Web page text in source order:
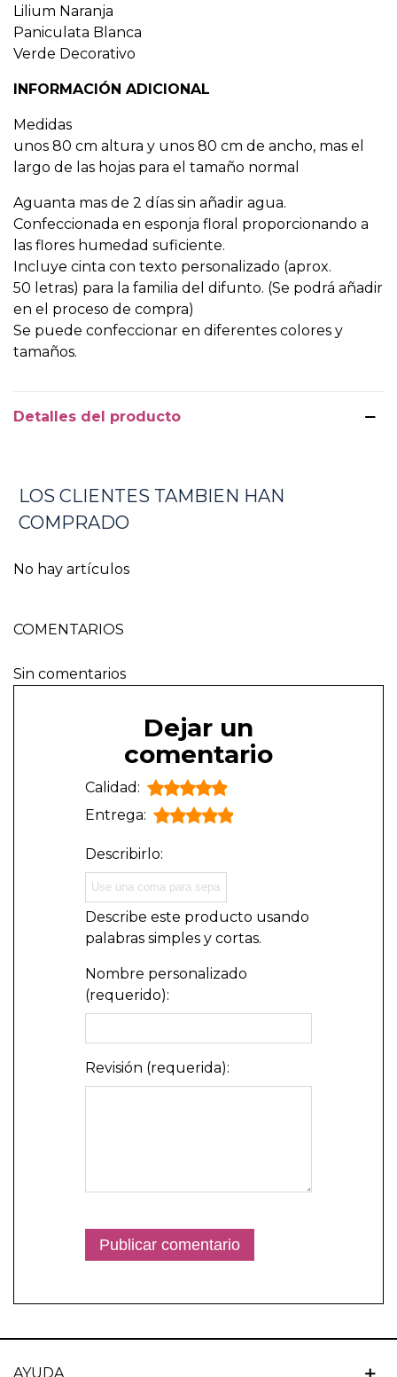
Lilium Naranja
Paniculata Blanca
Verde Decorativo
INFORMACIÓN ADICIONAL
Medidas
unos 80 cm altura y unos 80 cm de ancho, mas el
largo de las hojas para el tamaño normal
Aguanta mas de 2 días sin añadir agua.
Confeccionada en esponja floral proporcionando a
las flores humedad suficiente.
Incluye cinta con texto personalizado (aprox.
50 letras) para la familia del difunto. (Se podrá añadir
en el proceso de compra)
Se puede confeccionar en diferentes colores y
tamaños.
Detalles del producto
LOS CLIENTES TAMBIEN HAN
COMPRADO
No hay artículos
COMENTARIOS
Sin comentarios
Dejar un
comentario
Calidad:
Entrega:
Describirlo:
Describe este producto usando
palabras simples y cortas.
Nombre personalizado
(requerido):
Revisión (requerida):
AYUDA